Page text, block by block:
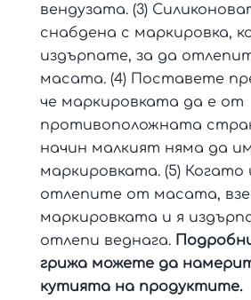
вендузата. (3)
снабдена с маркировка,
издърпате, за да
масата. (4) Поставете
че маркировката да е от
противоположната
начин малкият няма да
маркировката. (5) Когато
отлепите от масата,
маркировката и я
отлепи веднага.
грижа можете да
кутията на продуктите.